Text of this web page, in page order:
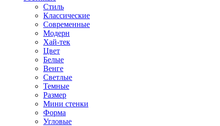
Стиль
Классические
Современные
Модерн
Хай-тек
Цвет
Белые
Венге
Светлые
Темные
Размер
Мини стенки
Форма
Угловые